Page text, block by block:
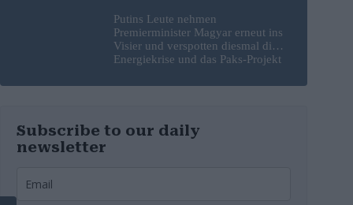
Putins Leute nehmen
Premierminister Magyar erneut ins
Visier und verspotten diesmal die
Energiekrise und das Paks-Projekt
Subscribe to our daily
newsletter